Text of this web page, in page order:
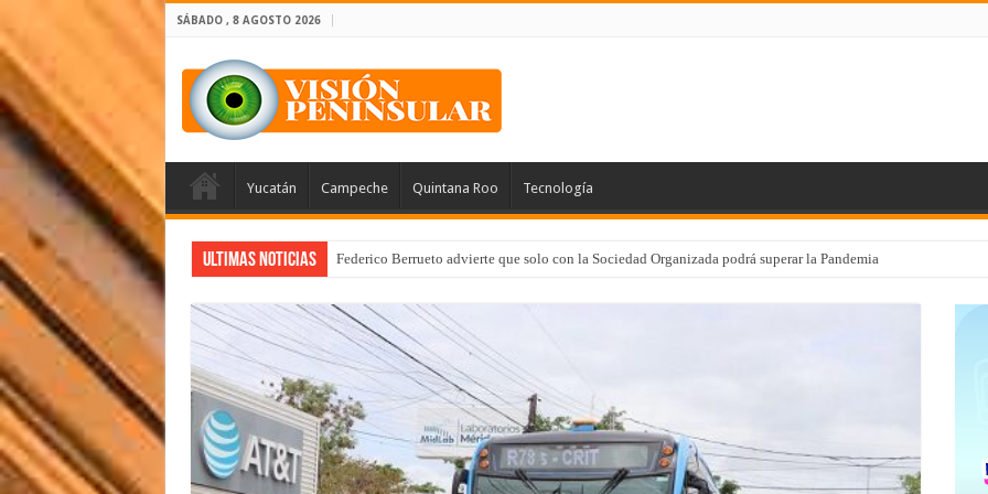
SÁBADO , 8 AGOSTO 2026
Yucatán Campeche Quintana Roo Tecnología
Ultimas Noticias Federico Berrueto advierte que solo con la Sociedad Organizada podrá superar la Pandemia